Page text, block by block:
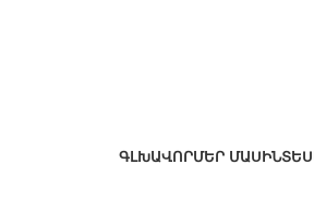
ԳԼԽԱՎՈՐՄԵՐ ՄԱՍԻՆ